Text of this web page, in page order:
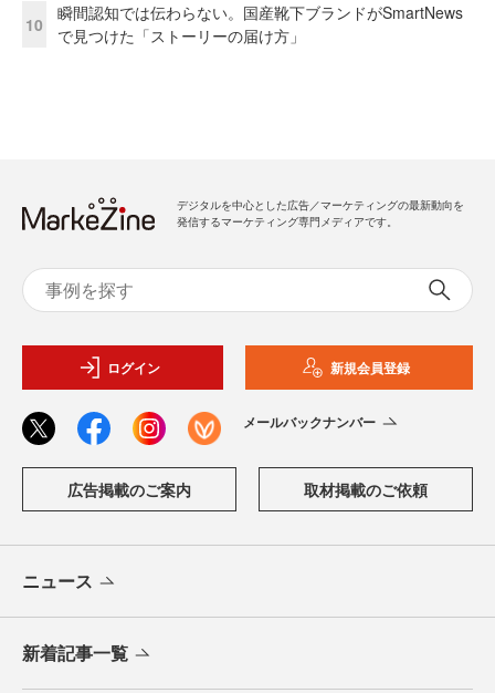
10
瞬間認知では伝わらない。国産靴下ブランドがSmartNews
で見つけた「ストーリーの届け方」
デジタルを中心とした広告／マーケティングの最新動向を
発信するマーケティング専門メディアです。
ログイン 新規会員登録
メールバックナンバー
広告掲載のご案内 取材掲載のご依頼
ニュース
新着記事一覧